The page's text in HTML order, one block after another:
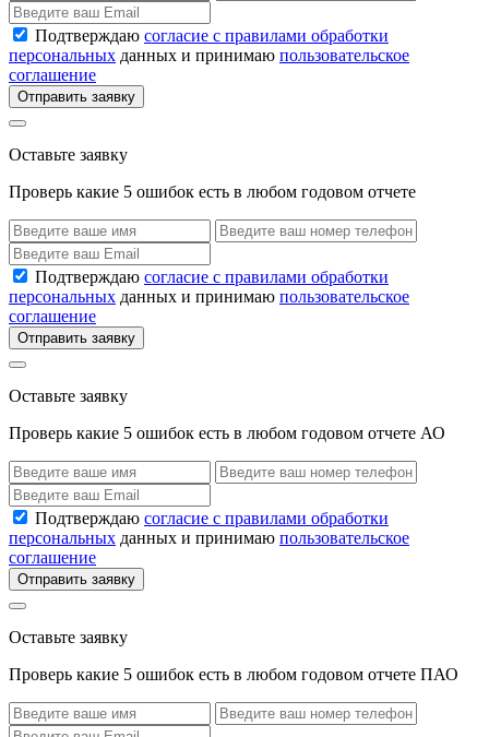
Подтверждаю согласие с правилами обработки
персональных данных и принимаю пользовательское
соглашение
Отправить заявку
Оставьте заявку
Проверь какие 5 ошибок есть в любом годовом отчете
Подтверждаю согласие с правилами обработки
персональных данных и принимаю пользовательское
соглашение
Отправить заявку
Оставьте заявку
Проверь какие 5 ошибок есть в любом годовом отчете АО
Подтверждаю согласие с правилами обработки
персональных данных и принимаю пользовательское
соглашение
Отправить заявку
Оставьте заявку
Проверь какие 5 ошибок есть в любом годовом отчете ПАО